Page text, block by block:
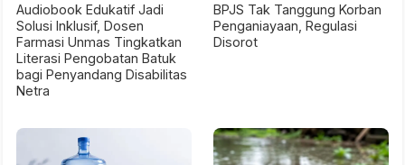
Audiobook Edukatif Jadi
Solusi Inklusif, Dosen
Farmasi Unmas Tingkatkan
Literasi Pengobatan Batuk
bagi Penyandang Disabilitas
Netra
BPJS Tak Tanggung Korban
Penganiayaan, Regulasi
Disorot